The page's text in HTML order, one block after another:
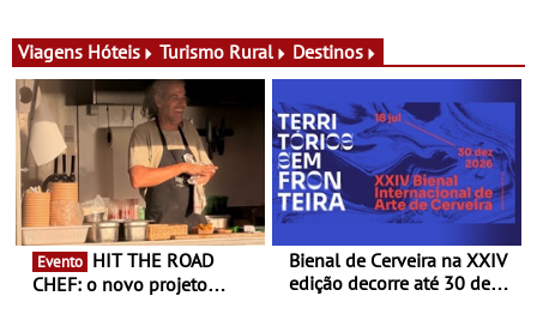
exclusiva
Viagens Hóteis Turismo Rural Destinos
Evento
CHEF: o novo projeto
Bienal de Cerveira na XXIV
edição decorre até 30 de